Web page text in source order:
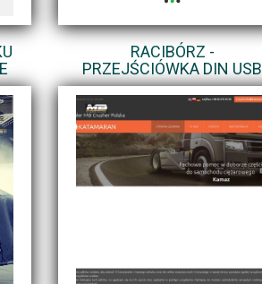
RACIBÓRZ -
PRZEJŚCIÓWKA DIN USB